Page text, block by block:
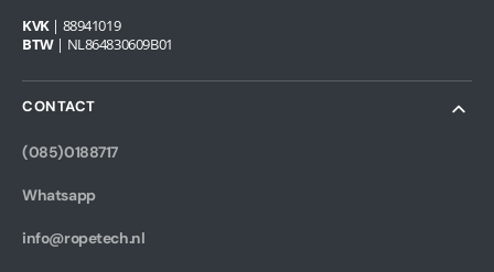
KVK| 88941019
BTW| NL864830609B01
CONTACT
(085)0188717
Whatsapp
info@ropetech.nl